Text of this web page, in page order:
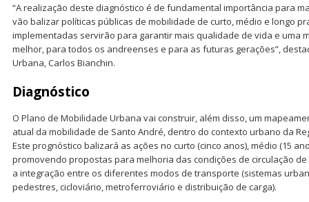
“A realização deste diagnóstico é de fundamental importância para
vão balizar políticas públicas de mobilidade de curto, médio e longo
implementadas servirão para garantir mais qualidade de vida e uma
melhor, para todos os andreenses e para as futuras gerações”,
Urbana, Carlos Bianchin.
Diagnóstico
O Plano de Mobilidade Urbana vai construir, além disso, um
atual da mobilidade de Santo André, dentro do contexto urbano da
Este prognóstico balizará as ações no curto (cinco anos), médio (15
promovendo propostas para melhoria das condições de circulação
a integração entre os diferentes modos de transporte (sistemas
pedestres, cicloviário, metroferroviário e distribuição de carga).